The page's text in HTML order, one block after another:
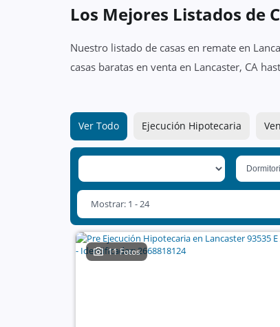
Los Mejores Listados de
Nuestro listado de casas en remate en
casas baratas en venta en Lancaster, CA
Ver Todo Ejecución Hipotecaria
Mostrar: 1 - 24
11 Fotos